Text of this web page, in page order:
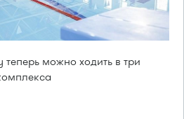
можно ходить в три